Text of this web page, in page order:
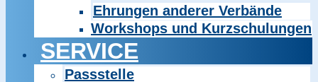
Ehrungen anderer Verbände
Workshops und Kurzschulungen
SERVICE
Passstelle